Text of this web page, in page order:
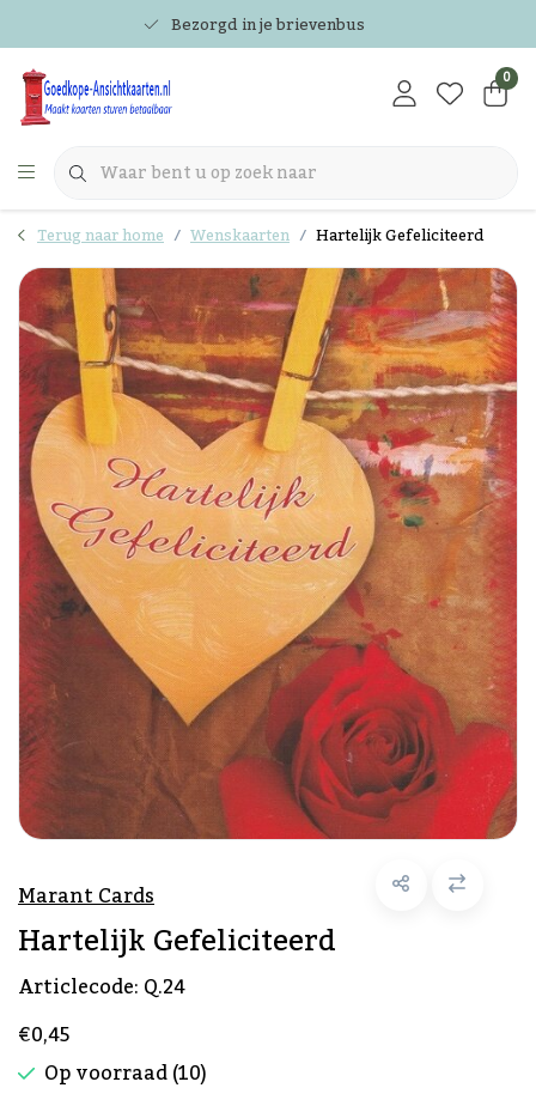
Bezorgd in je brievenbus
0
Terug naar home Wenskaarten Hartelijk Gefeliciteerd
Marant Cards
Hartelijk Gefeliciteerd
Articlecode:Q.24
€0,45
Op voorraad (10)